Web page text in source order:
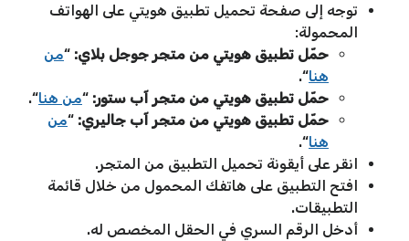
توجه إلى صفحة تحميل تطبيق هويتي على الهواتف
المحمولة:
حمّل تطبيق هويتي من متجر جوجل بلاي: “من
هنا“.
حمّل تطبيق هويتي من متجر آب ستور: “من هنا“.
حمّل تطبيق هويتي من متجر آب جاليري: “من
هنا“.
انقر على أيقونة تحميل التطبيق من المتجر.
افتح التطبيق على هاتفك المحمول من خلال قائمة
التطبيقات.
أدخل الرقم السري في الحقل المخصص له.